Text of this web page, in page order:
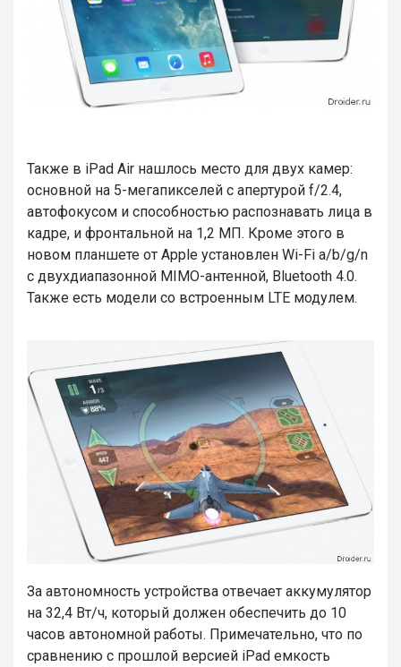
Также в iPad Air нашлось место для двух камер:
основной на 5-мегапикселей с апертурой f/2.4,
автофокусом и способностью распознавать лица в
кадре, и фронтальной на 1,2 МП. Кроме этого в
новом планшете от Apple установлен Wi-Fi a/b/g/n
с двухдиапазонной MIMO-антенной, Bluetooth 4.0.
Также есть модели со встроенным LTE модулем.
За автономность устройства отвечает аккумулятор
на 32,4 Вт/ч, который должен обеспечить до 10
часов автономной работы. Примечательно, что по
сравнению с прошлой версией iPad емкость